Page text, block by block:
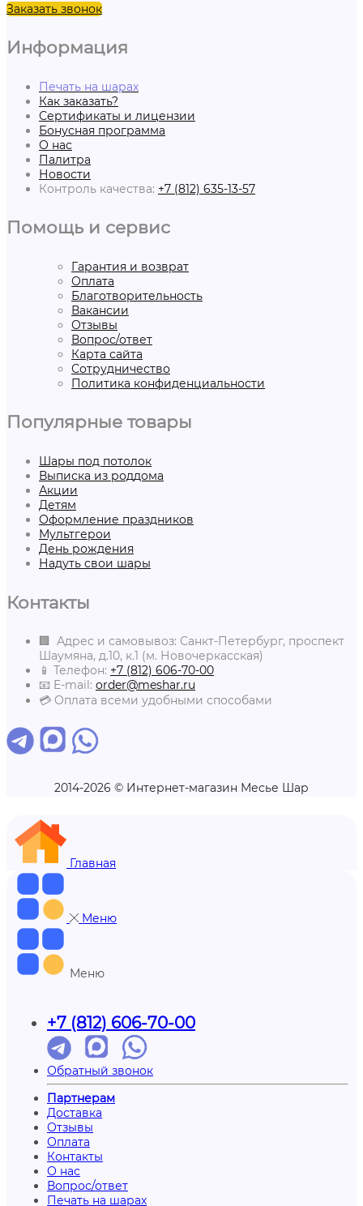
Заказать звонок
Информация
Печать на шарах
Как заказать?
Сертификаты и лицензии
Бонусная программа
О нас
Палитра
Новости
Контроль качества: +7 (812) 635-13-57
Помощь и сервис
Гарантия и возврат
Оплата
Благотворительность
Вакансии
Отзывы
Вопрос/ответ
Карта сайта
Сотрудничество
Политика конфиденциальности
Популярные товары
Шары под потолок
Выписка из роддома
Акции
Детям
Оформление праздников
Мультгерои
День рождения
Надуть свои шары
Контакты
🏢 Адрес и самовывоз: Санкт-Петербург, проспект
Шаумяна, д.10, к.1 (м. Новочеркасская)
📱 Телефон: +7 (812) 606-70-00
📧 E-mail: order@meshar.ru
💳 Оплата всеми удобными способами
2014-2026 © Интернет-магазин Месье Шар
Главная
Меню
Меню
+7 (812) 606-70-00
Обратный звонок
Партнерам
Доставка
Отзывы
Оплата
Контакты
О нас
Вопрос/ответ
Печать на шарах